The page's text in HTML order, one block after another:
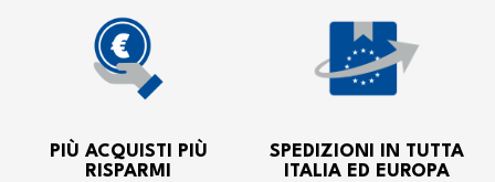
PIÙ ACQUISTI PIÙ
RISPARMI
SPEDIZIONI IN TUTTA
ITALIA ED EUROPA